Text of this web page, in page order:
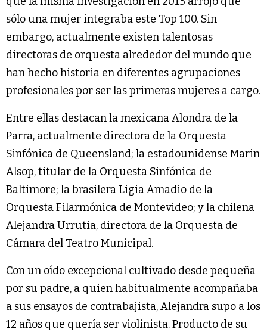
sólo una mujer integraba este Top 100. Sin
embargo, actualmente existen talentosas
directoras de orquesta alrededor del mundo que
han hecho historia en diferentes agrupaciones
profesionales por ser las primeras mujeres a cargo.
Entre ellas destacan la mexicana Alondra de la
Parra, actualmente directora de la Orquesta
Sinfónica de Queensland; la estadounidense Marin
Alsop, titular de la Orquesta Sinfónica de
Baltimore; la brasilera Ligia Amadio de la
Orquesta Filarmónica de Montevideo; y la chilena
Alejandra Urrutia, directora de la Orquesta de
Cámara del Teatro Municipal.
Con un oído excepcional cultivado desde pequeña
por su padre, a quien habitualmente acompañaba
a sus ensayos de contrabajista, Alejandra supo a los
12 años que quería ser violinista. Producto de su